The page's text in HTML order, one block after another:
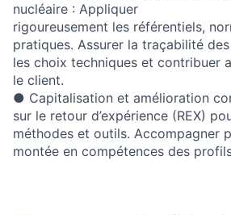
nucléaire : Appliquer
rigoureusement les référentiels,
pratiques. Assurer la traçabilité
les choix techniques et contribuer
le client.
● Capitalisation et amélioration
sur le retour d’expérience (REX)
méthodes et outils. Accompagner
montée en compétences des